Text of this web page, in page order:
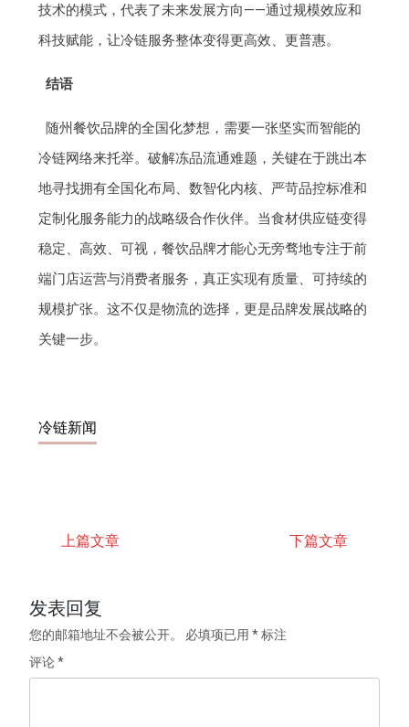
技术的模式，代表了未来发展方向——通过规模效应和
科技赋能，让冷链服务整体变得更高效、更普惠。
结语
随州餐饮品牌的全国化梦想，需要一张坚实而智能的
冷链网络来托举。破解冻品流通难题，关键在于跳出本
地寻找拥有全国化布局、数智化内核、严苛品控标准和
定制化服务能力的战略级合作伙伴。当食材供应链变得
稳定、高效、可视，餐饮品牌才能心无旁骛地专注于前
端门店运营与消费者服务，真正实现有质量、可持续的
规模扩张。这不仅是物流的选择，更是品牌发展战略的
关键一步。
冷链新闻
上篇文章 下篇文章
发表回复
您的邮箱地址不会被公开。 必填项已用*标注
评论*